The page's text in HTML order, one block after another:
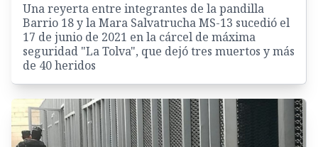
Una reyerta entre integrantes de la pandilla
Barrio 18 y la Mara Salvatrucha MS-13 sucedió el
17 de junio de 2021 en la cárcel de máxima
seguridad "La Tolva", que dejó tres muertos y más
de 40 heridos